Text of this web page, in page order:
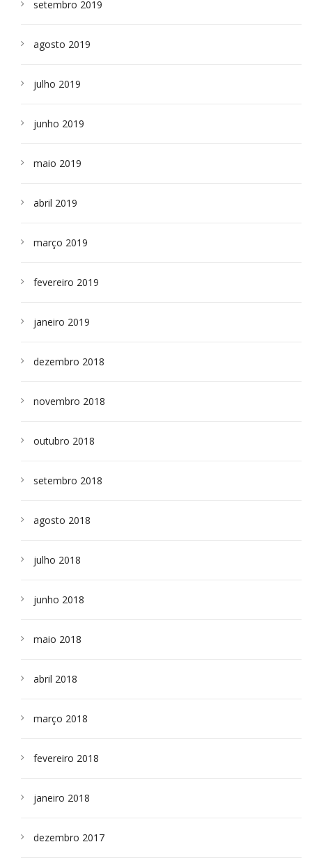
setembro 2019
agosto 2019
julho 2019
junho 2019
maio 2019
abril 2019
março 2019
fevereiro 2019
janeiro 2019
dezembro 2018
novembro 2018
outubro 2018
setembro 2018
agosto 2018
julho 2018
junho 2018
maio 2018
abril 2018
março 2018
fevereiro 2018
janeiro 2018
dezembro 2017